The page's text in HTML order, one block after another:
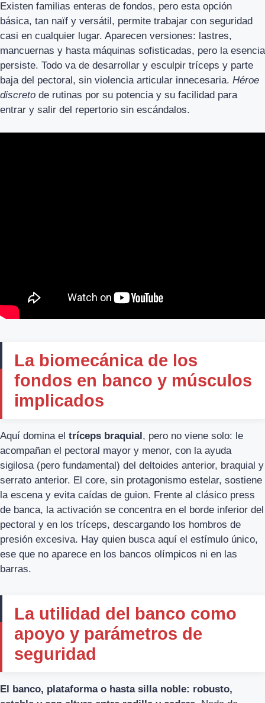
Existen familias enteras de fondos, pero esta opción
básica, tan naïf y versátil, permite trabajar con seguridad
casi en cualquier lugar. Aparecen versiones: lastres,
mancuernas y hasta máquinas sofisticadas, pero la esencia
persiste. Todo va de desarrollar y esculpir tríceps y parte
baja del pectoral, sin violencia articular innecesaria. Héroe
discreto de rutinas por su potencia y su facilidad para
entrar y salir del repertorio sin escándalos.
La biomecánica de los
fondos en banco y músculos
implicados
Aquí domina el tríceps braquial, pero no viene solo: le
acompañan el pectoral mayor y menor, con la ayuda
sigilosa (pero fundamental) del deltoides anterior, braquial y
serrato anterior. El core, sin protagonismo estelar, sostiene
la escena y evita caídas de guion. Frente al clásico press
de banca, la activación se concentra en el borde inferior del
pectoral y en los tríceps, descargando los hombros de
presión excesiva. Hay quien busca aquí el estímulo único,
ese que no aparece en los bancos olímpicos ni en las
barras.
La utilidad del banco como
apoyo y parámetros de
seguridad
El banco, plataforma o hasta silla noble: robusto,